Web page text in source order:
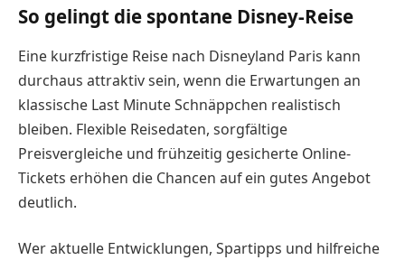
So gelingt die spontane Disney-Reise
Eine kurzfristige Reise nach Disneyland Paris kann
durchaus attraktiv sein, wenn die Erwartungen an
klassische Last Minute Schnäppchen realistisch
bleiben. Flexible Reisedaten, sorgfältige
Preisvergleiche und frühzeitig gesicherte Online-
Tickets erhöhen die Chancen auf ein gutes Angebot
deutlich.
Wer aktuelle Entwicklungen, Spartipps und hilfreiche